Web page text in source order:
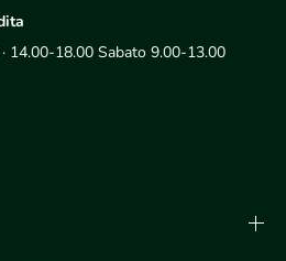
14.00-18.00 Sabato 9.00-13.00